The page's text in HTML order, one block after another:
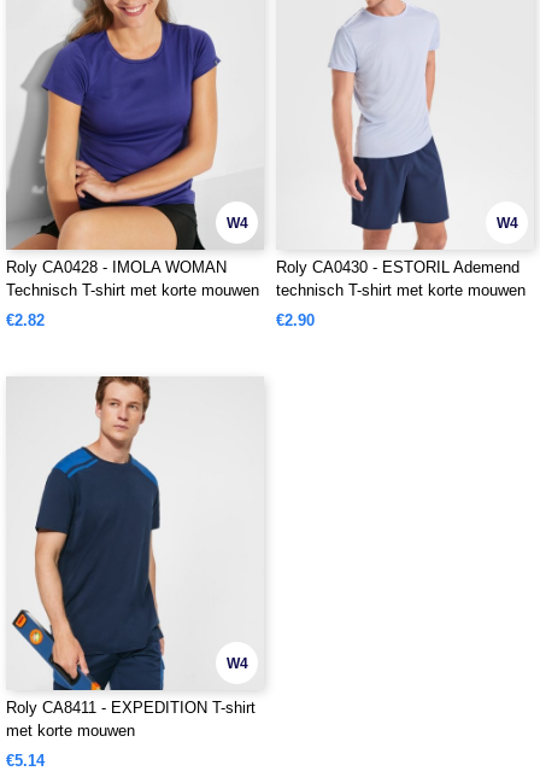
W4
Roly CA0428 - IMOLA WOMAN
Technisch T-shirt met korte mouwen
en ademende pasvorm
€2.82
W4
Roly CA0430 - ESTORIL Ademend
technisch T-shirt met korte mouwen
€2.90
W4
Roly CA8411 - EXPEDITION T-shirt
met korte mouwen
€5.14